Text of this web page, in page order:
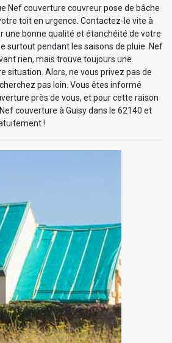
Nef couverture couvreur pose de bâche
toit en urgence. Contactez-le vite à
une bonne qualité et étanchéité de votre
surtout pendant les saisons de pluie. Nef
rien, mais trouve toujours une
situation. Alors, ne vous privez pas de
pas loin. Vous êtes informé
près de vous, et pour cette raison
couverture à Guisy dans le 62140 et
!